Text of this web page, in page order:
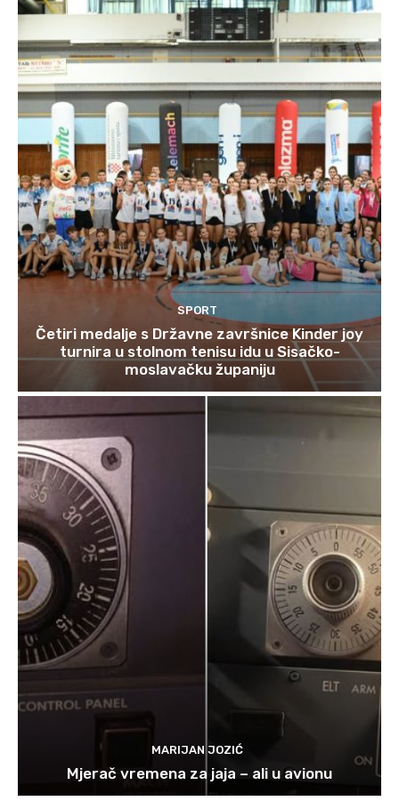
SPORT
Četiri medalje s Državne završnice Kinder joy
turnira u stolnom tenisu idu u Sisačko-
moslavačku županiju
MARIJAN JOZIĆ
Mjerač vremena za jaja – ali u avionu